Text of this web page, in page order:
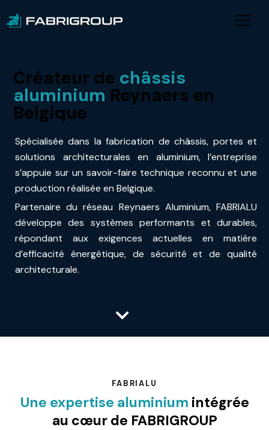
Créateur de châssis
aluminium Reynaers en
Belgique
Spécialisée dans la fabrication de châssis, portes et
solutions architecturales en aluminium, l’entreprise
s’appuie sur un savoir-faire technique reconnu et une
production réalisée en Belgique.
Partenaire du réseau Reynaers Aluminium, FABRIALU
développe des systèmes performants et durables,
répondant aux exigences actuelles en matière
d’efficacité énergétique, de sécurité et de qualité
architecturale.
FABRIALU
Une expertise aluminium intégrée
au cœur de FABRIGROUP